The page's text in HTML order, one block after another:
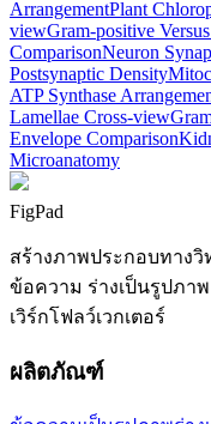
ArrangementPlant
viewGram-positive
ComparisonNeuron
Postsynaptic Density
ATP Synthase
Lamellae Cross-view
Envelope Comparison
Microanatomy
FigPad
สร้างภาพประกอบทางวิ
ข้อความ ร่างเป็นรูปภา
เวิร์กโฟลว์เวกเตอร์
ผลิตภัณฑ์